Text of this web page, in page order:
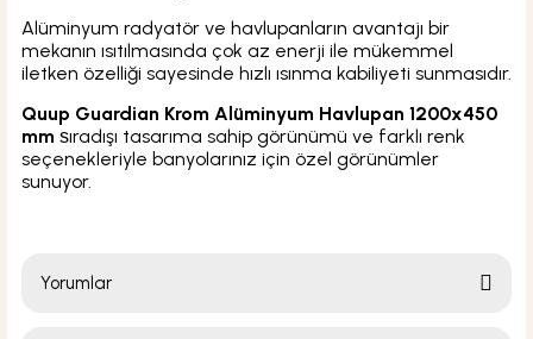
Alüminyum radyatör ve havlupanların avantajı bir
mekanın ısıtılmasında çok az enerji ile mükemmel
iletken özelliği sayesinde hızlı ısınma kabiliyeti sunmasıdır.
Quup Guardian Krom Alüminyum Havlupan 1200x450
mm sıradışı tasarıma sahip görünümü ve farklı renk
seçenekleriyle banyolarınız için özel görünümler
sunuyor.
Yorumlar